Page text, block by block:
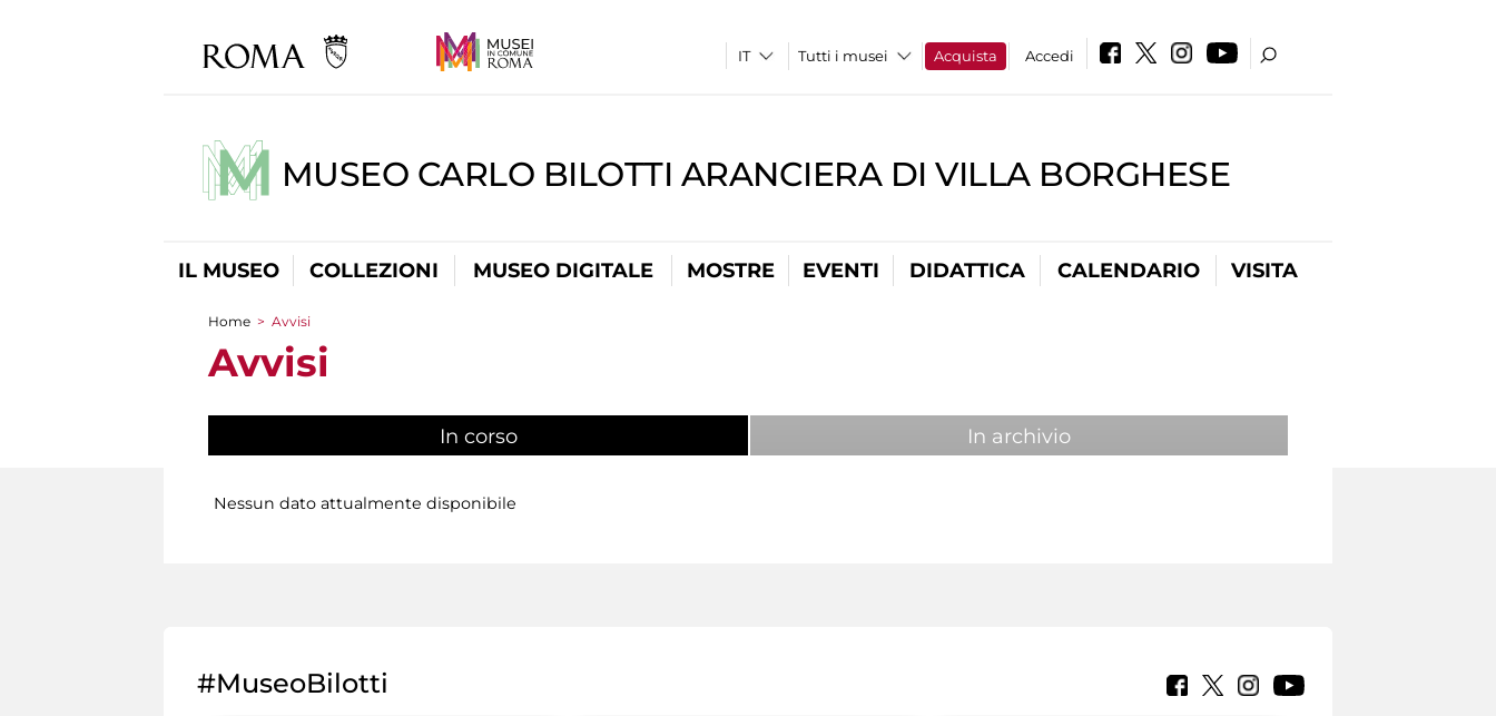
Tutti i musei Acquista Accedi
MUSEO CARLO BILOTTI ARANCIERA DI VILLA BORGHESE
IL MUSEO COLLEZIONI MUSEO DIGITALE MOSTRE EVENTI DIDATTICA CALENDARIO VISITA
Tu sei qui
Home > Avvisi
Avvisi
In corso(scheda attiva) In archivio
Nessun dato attualmente disponibile
#MuseoBilotti